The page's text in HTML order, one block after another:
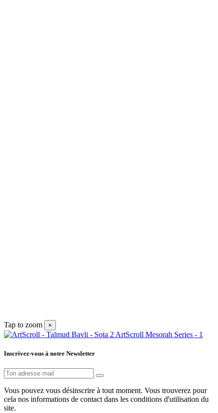
Tap to zoom ×
Inscrivez-vous à notre Newsletter
Vous pouvez vous désinscrire à tout moment. Vous trouverez pour
cela nos informations de contact dans les conditions d'utilisation du
site.